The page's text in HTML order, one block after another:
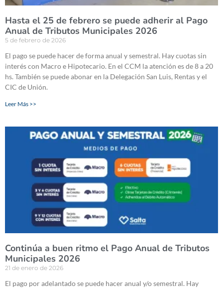
Hasta el 25 de febrero se puede adherir al Pago
Anual de Tributos Municipales 2026
5 de febrero de 2026
El pago se puede hacer de forma anual y semestral. Hay cuotas sin
interés con Macro e Hipotecario. En el CCM la atención es de 8 a 20
hs. También se puede abonar en la Delegación San Luis, Rentas y el
CIC de Unión.
Leer Más >>
Continúa a buen ritmo el Pago Anual de Tributos
Municipales 2026
21 de enero de 2026
El pago por adelantado se puede hacer anual y/o semestral. Hay